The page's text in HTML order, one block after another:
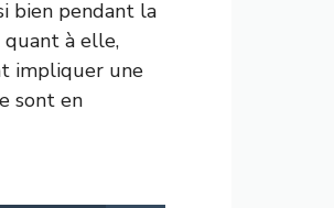
bien pendant la
quant à elle,
impliquer une
sont en